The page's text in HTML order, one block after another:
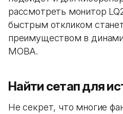
рассмотреть монитор
быстрым откликом
преимуществом в
MOBA.
Найти сетап для
Не секрет, что многие